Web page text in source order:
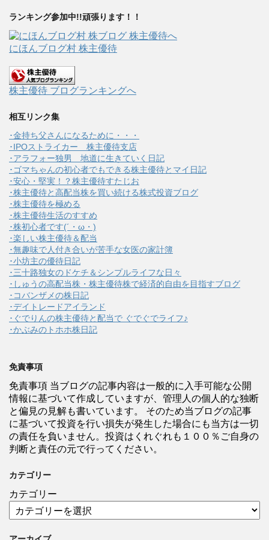
ランキング参加中!!頑張ります！！
にほんブログ村 株主優待
株主優待 ブログランキングへ
相互リンク集
･金持ち父さんになるために・・・
･IPOストライカー 株主優待支店
･アラフォー独男 地道に生きていく日記
･ゴマちゃんの初心者でもできる株主優待とマイ日記
･安心・堅実！？株主優待すたじお
･株主優待と高配当株を買い続ける株式投資ブログ
･株主優待を極める
･株主優待生活のすすめ
･株初心者です(´・ω・)
･楽しい株主優待＆配当
･無趣味で人付き合いが苦手な女医の家計簿
･小坊主の優待日記
･三十路独女のドケチ＆シンプルライフな日々
･しゅうの高配当株・株主優待株で経済的自由を目指すブログ
･コバンザメの株日記
･デイトレードアイランド
･ぐでりんの株主優待と配当で ぐでぐでライフ♪
･かぶみのトホホ株日記
免責事項
免責事項 当ブログの記事内容は一般的に入手可能な公開
情報に基づいて作成していますが、管理人の個人的な独断
と偏見の見解も書いています。 そのため当ブログの記事
に基づいて投資を行い損失が発生した場合にも当方は一切
の責任を負いません。投資はくれぐれも１００％ご自身の
判断と責任の元で行ってください。
カテゴリー
カテゴリー